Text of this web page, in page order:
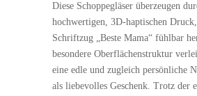
Diese Schoppegläser überzeugen
hochwertigen, 3D-haptischen
Schriftzug „Beste Mama“ fühlbar
besondere Oberflächenstruktur
eine edle und zugleich persönliche
als liebevolles Geschenk. Trotz der